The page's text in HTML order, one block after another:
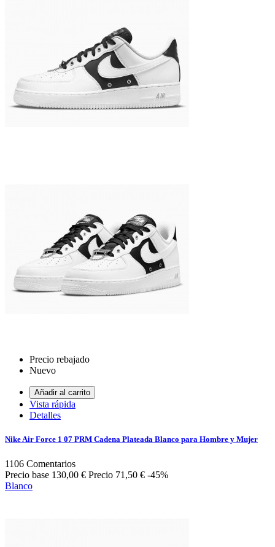
Precio rebajado
Nuevo
Añadir al carrito
Vista rápida
Detalles
Nike Air Force 1 07 PRM Cadena Plateada Blanco para Hombre y Mujer
1106 Comentarios
Precio base 130,00 € Precio 71,50 € -45%
Blanco